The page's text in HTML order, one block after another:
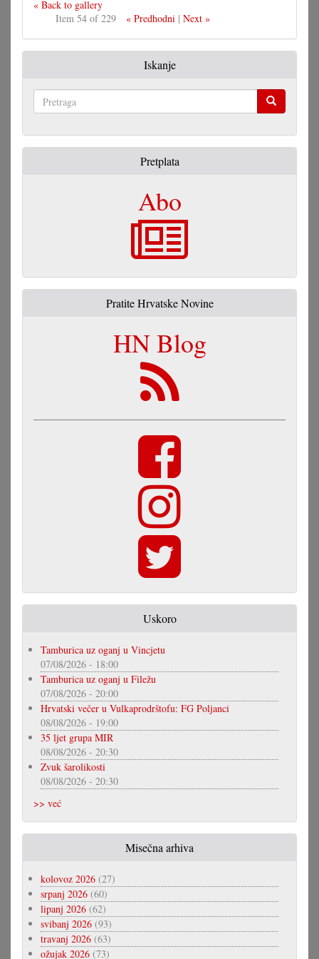
« Back to gallery
Item 54 of 229
« Predhodni| Next »
Iskanje
Pretplata
Abo
Pratite Hrvatske Novine
HN Blog
Uskoro
Tamburica uz oganj u Vincjetu
07/08/2026 - 18:00
Tamburica uz oganj u Filežu
07/08/2026 - 20:00
Hrvatski večer u Vulkaprodrštofu: FG Poljanci
08/08/2026 - 19:00
35 ljet grupa MIR
08/08/2026 - 20:30
Zvuk šarolikosti
08/08/2026 - 20:30
>> već
Misečna arhiva
kolovoz 2026 (27)
srpanj 2026 (60)
lipanj 2026 (62)
svibanj 2026 (93)
travanj 2026 (63)
ožujak 2026 (73)